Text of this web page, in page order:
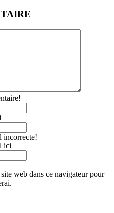
incorrecte!
ici
web dans ce navigateur pour